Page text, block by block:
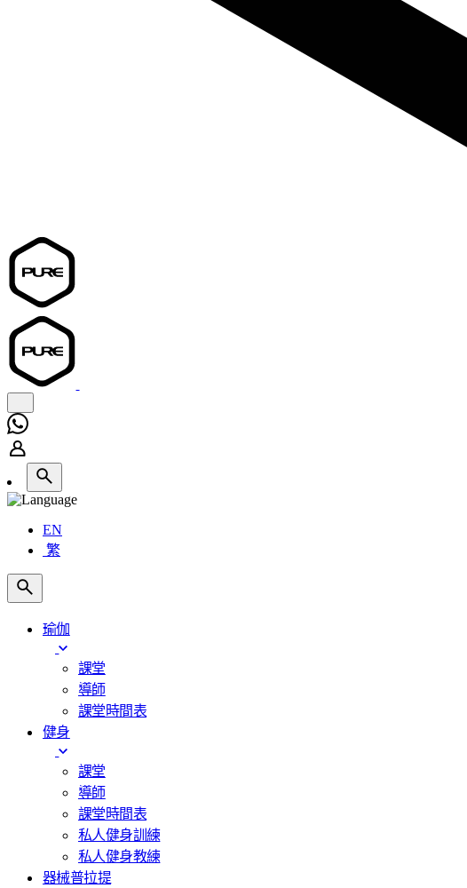
EN
繁
瑜伽
課堂
導師
課堂時間表
健身
課堂
導師
課堂時間表
私人健身訓練
私人健身教練
器械普拉提